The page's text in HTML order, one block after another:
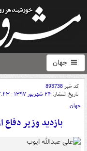
جهان
کد خبر893738
تاریخ انتشار: ۲۴ شهریور ۱۳۹۷ - ۲۲:۴۳
جهان
بازدید وزیر